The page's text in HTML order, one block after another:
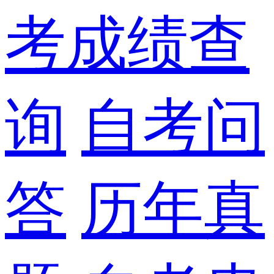
考成绩查
询 自考问
答 历年真